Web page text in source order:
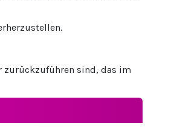
zurückzuführen sind, das im